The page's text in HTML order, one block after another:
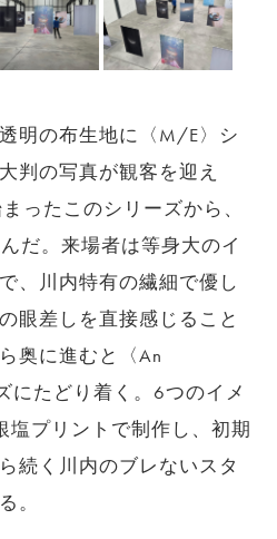
明の布生地に〈M/E〉シ
判の写真が観客を迎え
ったこのシリーズから、
だ。来場者は等身大のイ
、川内特有の繊細で優し
眼差しを直接感じること
奥に進むと〈An
にたどり着く。6つのイメ
塩プリントで制作し、初期
続く川内のブレないスタ
。